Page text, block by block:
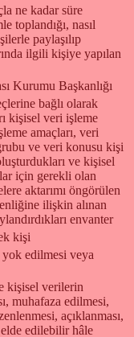
ne kadar süre
toplandığı, nasıl
paylaşılıp
ilgili kişiye yapılan
Kurumu Başkanlığı
bağlı olarak
kişisel veri işleme
amaçları, veri
ve veri konusu kişi
ve kişisel
için gerekli olan
aktarımı öngörülen
ilişkin alınan
envanter
kişi
edilmesi veya
kişisel verilerin
muhafaza edilmesi,
açıklanması,
elde edilebilir hâle